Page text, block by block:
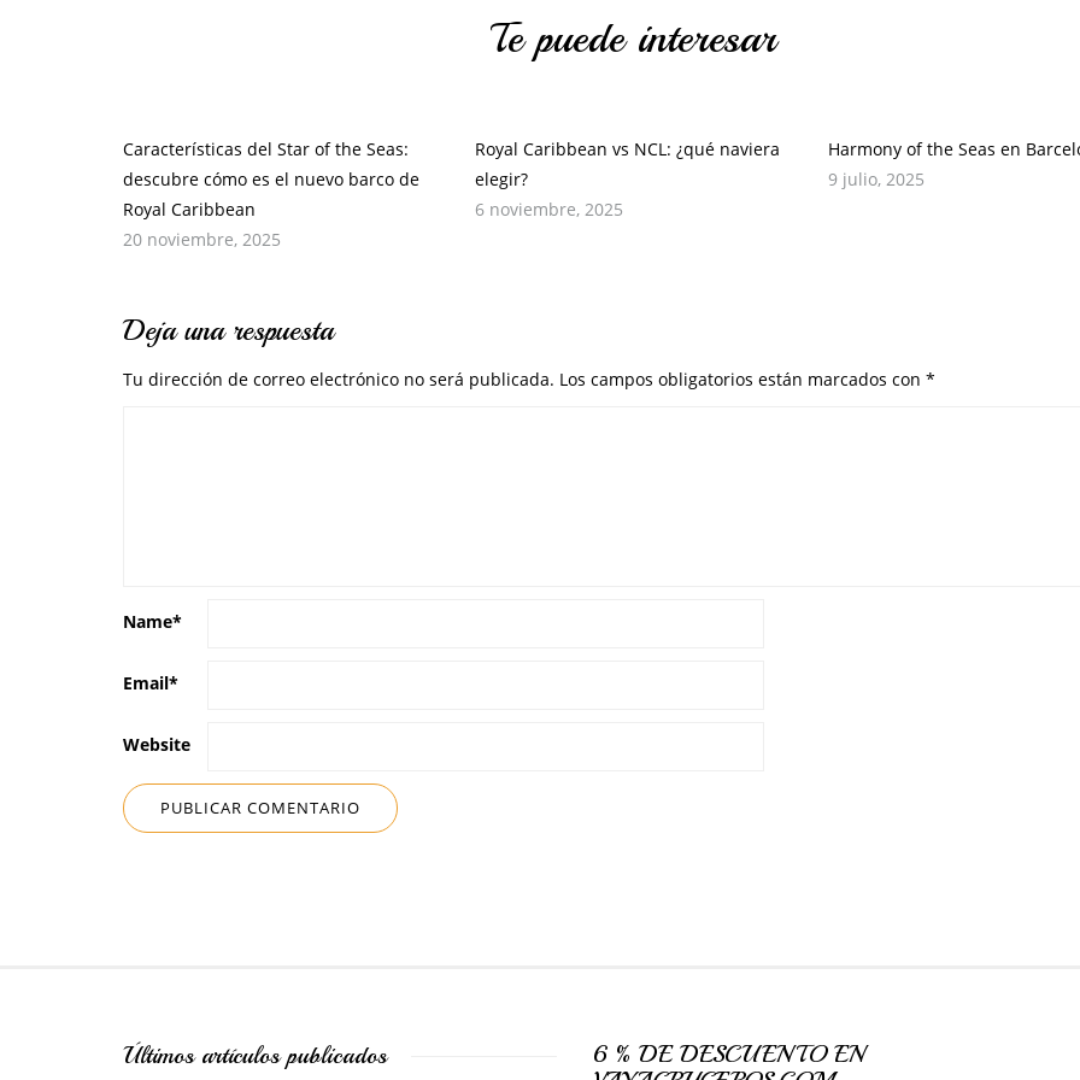
Te puede interesar
Características del Star of the Seas:
descubre cómo es el nuevo barco de
Royal Caribbean
20 noviembre, 2025
Royal Caribbean vs NCL: ¿qué naviera
elegir?
6 noviembre, 2025
Harmony of the Seas en
9 julio, 2025
Deja una respuesta
Tu dirección de correo electrónico no será publicada. Los campos obligatorios están marcados con *
Name*
Email*
Website
Últimos artículos publicados
6 % DE DESCUENTO EN